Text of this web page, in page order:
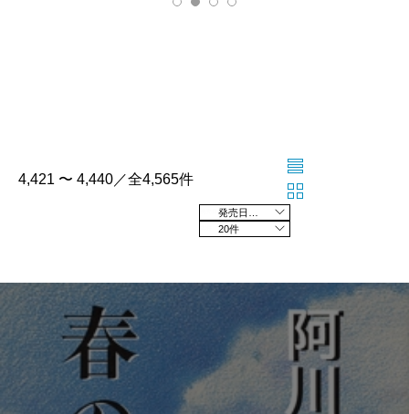
4,421 〜 4,440／全4,565件
20件